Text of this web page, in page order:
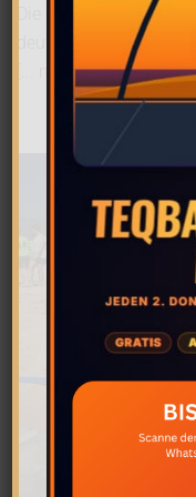
Die Panthers dürfen
deutschem Boden
[... mehr Infos]